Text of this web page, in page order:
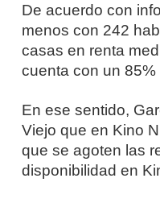
De acuerdo con
menos con 242
casas en renta
cuenta con un
En ese sentido,
Viejo que en Kino
que se agoten las
disponibilidad en